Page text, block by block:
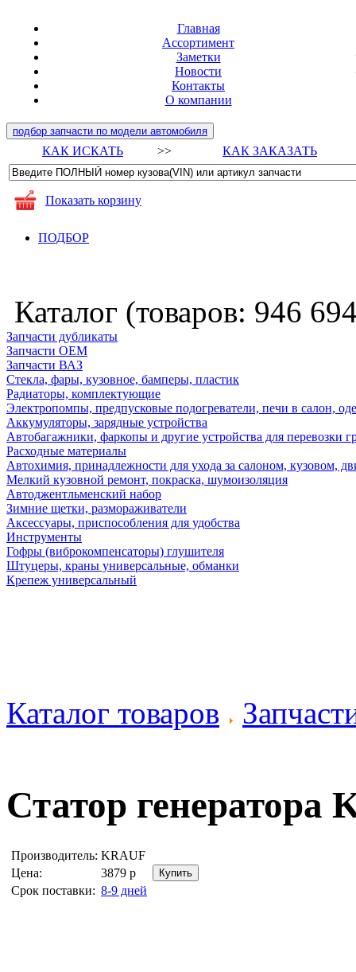
Главная
Ассортимент
Заметки
Новости
Контакты
О компании
подбор запчасти по модели автомобиля
КАК ИСКАТЬ >> КАК ЗАКАЗАТЬ
Показать корзину
ПОДБОР
Каталог (товаров: 946
Запчасти дубликаты
Запчасти ОЕМ
Запчасти ВАЗ
Стекла, фары, кузовное, бамперы, пластик
Радиаторы, комплектующие
Электропомпы, предпусковые подогреватели, печи в салон,
Аккумуляторы, зарядные устройства
Автобагажники, фаркопы и другие устройства для перевозки
Расходные материалы
Автохимия, принадлежности для ухода за салоном, кузовом,
Мелкий кузовной ремонт, покраска, шумоизоляция
Автоджентльменский набор
Зимние щетки, размораживатели
Аксессуары, приспособления для удобства
Инструменты
Гофры (виброкомпенсаторы) глушителя
Штуцеры, краны универсальные, обманки
Крепеж универсальный
Каталог товаров
Статор генератора
Производитель: KRAUF
Цена:
3879 р
Срок поставки: 8-9 дней